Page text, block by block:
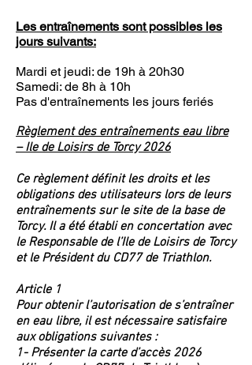
Les entraînements sont possibles les
jours suivants:
Mardi et jeudi: de 19h à 20h30
Samedi: de 8h à 10h
Pas d'entraînements les jours feriés
Règlement des entraînements eau libre
– Ile de Loisirs de Torcy 2026
Ce règlement définit les droits et les
obligations des utilisateurs lors de leurs
entraînements sur le site de la base de
Torcy. Il a été établi en concertation avec
le Responsable de l’Ile de Loisirs de Torcy
et le Président du CD77 de Triathlon.
Article 1
Pour obtenir l’autorisation de s’entraîner
en eau libre, il est nécessaire satisfaire
aux obligations suivantes :
1- Présenter la carte d’accès 2026